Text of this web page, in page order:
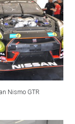
Nismo GTR